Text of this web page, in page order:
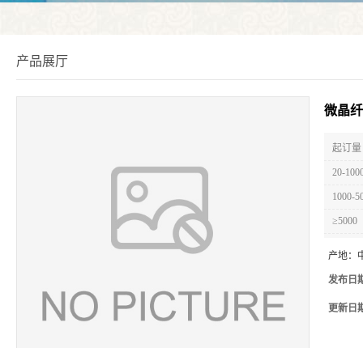
产品展厅
微晶
起订
20-
1000-
≥5000
产地：
发布日
更新日